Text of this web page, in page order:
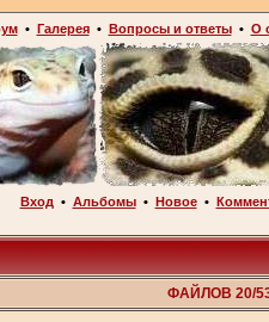
• Галерея• Вопросы и ответы• О
Вход • Альбомы• Новое•
ФАЙЛОВ 20/